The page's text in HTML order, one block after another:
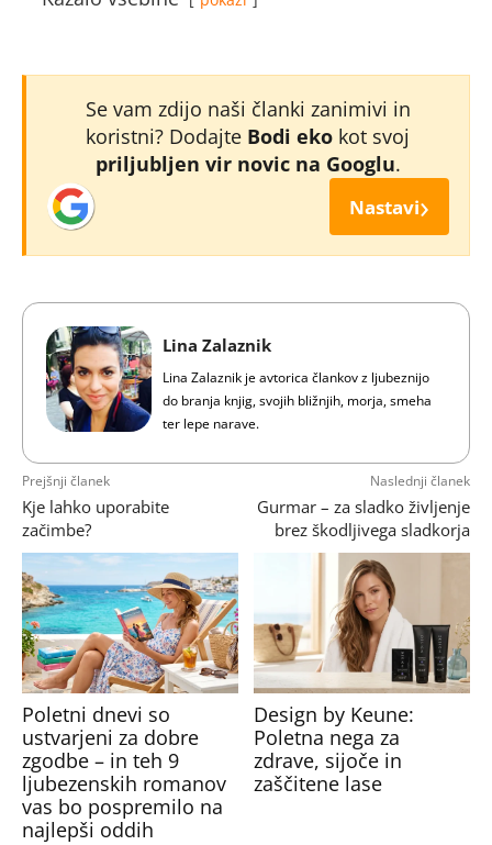
Se vam zdijo naši članki zanimivi in
koristni? Dodajte Bodi eko kot svoj
priljubljen vir novic na Googlu.
Nastavi›
Lina Zalaznik
Lina Zalaznik je avtorica člankov z ljubeznijo
do branja knjig, svojih bližnjih, morja, smeha
ter lepe narave.
Prejšnji članek
Kje lahko uporabite
začimbe?
Naslednji članek
Gurmar – za sladko življenje
brez škodljivega sladkorja
Poletni dnevi so
ustvarjeni za dobre
zgodbe – in teh 9
ljubezenskih romanov
vas bo pospremilo na
najlepši oddih
Design by Keune:
Poletna nega za
zdrave, sijoče in
zaščitene lase